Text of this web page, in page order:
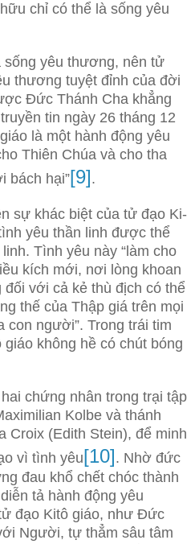
chỉ có thể là sống yêu
yêu thương, nên tử
thương tuyệt đỉnh của đời
Đức Thánh Cha khẳng
tin ngày 26 tháng 12
là một hành động yêu
Thiên Chúa và cho tha
bách hại”[9].
sự khác biệt của tử đạo Ki-
yêu thần linh được thể
Tình yêu này “làm cho
kích mới, nơi lòng khoan
với cả kẻ thù địch có thể
thế của Thập giá trên mọi
con người”. Trong trái tim
không hề có chút bóng
chứng nhân trong trại tập
Kolbe và thánh
Croix (Edith Stein), để minh
vì tình yêu[10]. Nhờ đức
đau khổ chết chóc thành
tả hành động yêu
đạo Kitô giáo, như Đức
Người, tự thẳm sâu tâm